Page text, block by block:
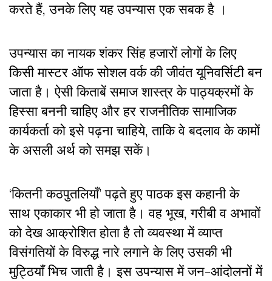
करते हैं, उनके लिए यह उपन्यास एक सबक है ।
उपन्यास का नायक शंकर सिंह हजारों लोगों के लिए
किसी मास्टर ऑफ सोशल वर्क की जीवंत यूनिवर्सिटी बन
जाता है। ऐसी किताबें समाज शास्त्र के पाठ्यक्रमों के
हिस्सा बननी चाहिए और हर राजनीतिक सामाजिक
कार्यकर्ता को इसे पढ़ना चाहिये, ताकि वे बदलाव के कामों
के असली अर्थ को समझ सकें।
‘कितनी कठपुतलियाँ’ पढ़ते हुए पाठक इस कहानी के
साथ एकाकार भी हो जाता है। वह भूख, गरीबी व अभावों
को देख आक्रोशित होता है तो व्यवस्था में व्याप्त
विसंगतियों के विरुद्ध नारे लगाने के लिए उसकी भी
मुट्ठियाँ भिच जाती है। इस उपन्यास में जन-आंदोलनों में